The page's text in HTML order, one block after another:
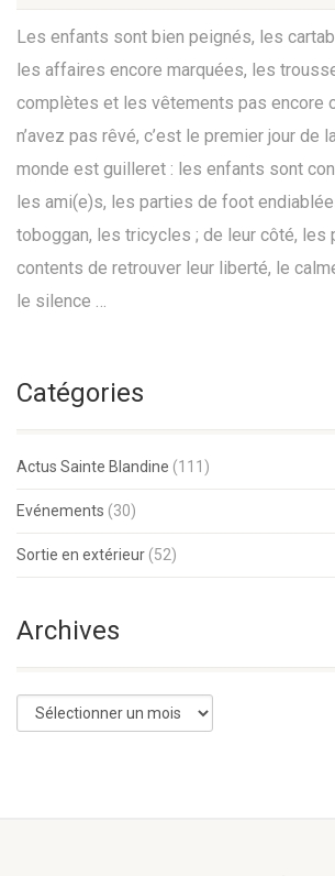
Les enfants sont bien peignés, les
les affaires encore marquées, les
complètes et les vêtements pas encore
n’avez pas rêvé, c’est le premier jour de
monde est guilleret : les enfants sont
les ami(e)s, les parties de foot
toboggan, les tricycles ; de leur côté, les
contents de retrouver leur liberté, le
le silence …
Catégories
Actus Sainte Blandine (111)
Evénements (30)
Sortie en extérieur (52)
Archives